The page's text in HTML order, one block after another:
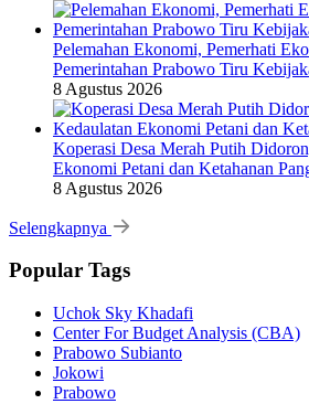
Pelemahan Ekonomi, Pemerhati
Pemerintahan Prabowo Tiru
8 Agustus 2026
Koperasi Desa Merah Putih
Ekonomi Petani dan Ketahanan
8 Agustus 2026
Selengkapnya
Popular Tags
Uchok Sky Khadafi
Center For Budget Analysis (CBA)
Prabowo Subianto
Jokowi
Prabowo